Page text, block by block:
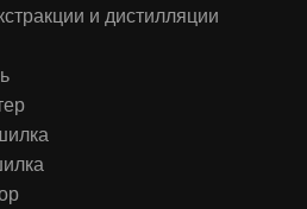
и дистилляции